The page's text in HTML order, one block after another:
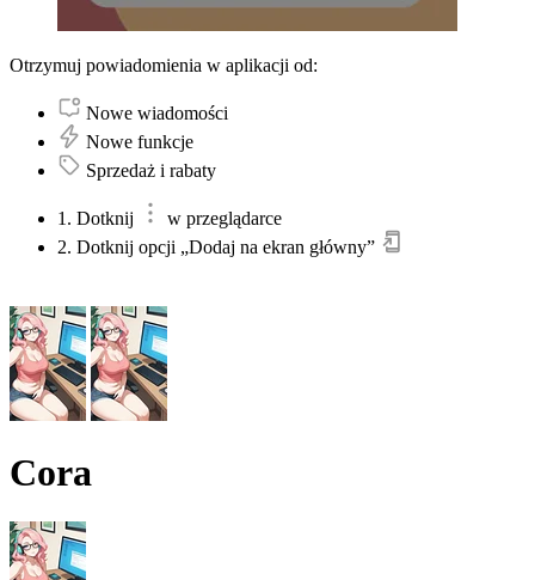
Otrzymuj powiadomienia w aplikacji od:
Nowe wiadomości
Nowe funkcje
Sprzedaż i rabaty
1. Dotknij
w przeglądarce
2. Dotknij opcji „Dodaj na ekran główny”
Cora